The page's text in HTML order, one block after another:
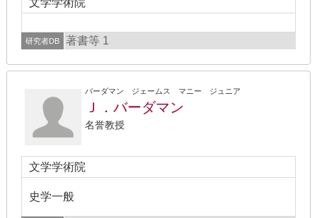
文学学術院
研究者DB 著書等 1
バーダマン ジェームス マニー ジュニア
Ｊ．バーダマン
名誉教授
文学学術院
史学一般